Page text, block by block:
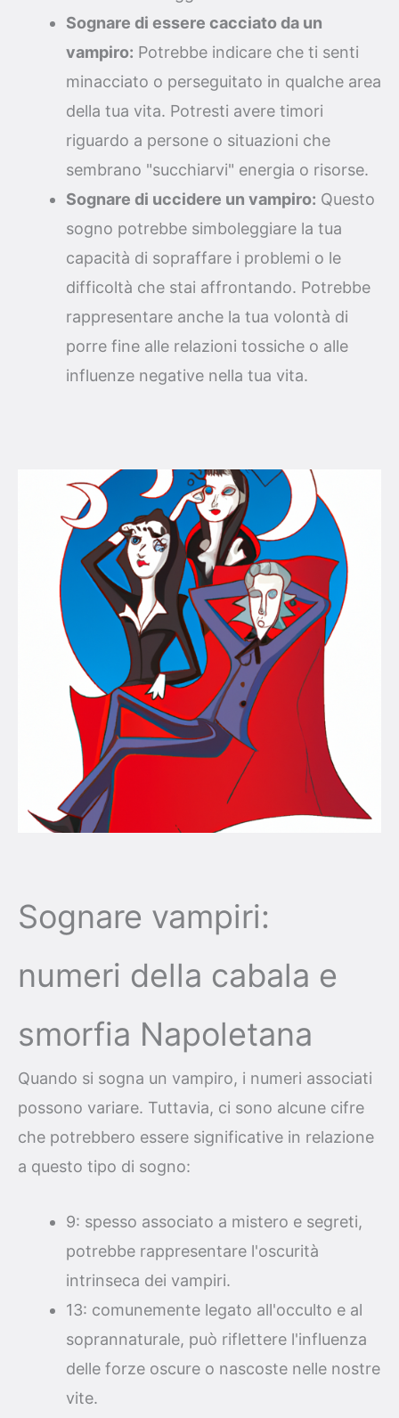
Sognare di essere cacciato da un
vampiro: Potrebbe indicare che ti senti
minacciato o perseguitato in qualche area
della tua vita. Potresti avere timori
riguardo a persone o situazioni che
sembrano "succhiarvi" energia o risorse.
Sognare di uccidere un vampiro: Questo
sogno potrebbe simboleggiare la tua
capacità di sopraffare i problemi o le
difficoltà che stai affrontando. Potrebbe
rappresentare anche la tua volontà di
porre fine alle relazioni tossiche o alle
influenze negative nella tua vita.
Sognare vampiri:
numeri della cabala e
smorfia Napoletana
Quando si sogna un vampiro, i numeri associati
possono variare. Tuttavia, ci sono alcune cifre
che potrebbero essere significative in relazione
a questo tipo di sogno:
9: spesso associato a mistero e segreti,
potrebbe rappresentare l'oscurità
intrinseca dei vampiri.
13: comunemente legato all'occulto e al
soprannaturale, può riflettere l'influenza
delle forze oscure o nascoste nelle nostre
vite.